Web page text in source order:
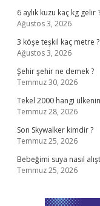
6 aylık kuzu kaç kg gelir ?
Ağustos 3, 2026
3 köşe teşkil kaç metre ?
Ağustos 3, 2026
Şehir şehir ne demek ?
Temmuz 30, 2026
Tekel 2000 hangi
Temmuz 28, 2026
Son Skywalker kimdir ?
Temmuz 25, 2026
Bebeğimi suya nasıl
Temmuz 25, 2026